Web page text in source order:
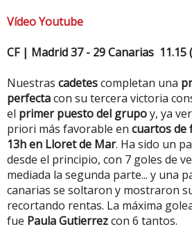
Vídeo Youtube
CF | Madrid 37 - 29 Canarias 11.15
Nuestras cadetescompletan una
perfectacon su tercera victoria
el primer puesto del grupoy, ya
priori más favorable en cuartos de
13h en Lloret de Mar. Ha sido un
desde el principio, con 7 goles de
mediada la segunda parte... y una
canarias se soltaron y mostraron
recortando rentas. La máxima
fue Paula Gutierrezcon 6 tantos.